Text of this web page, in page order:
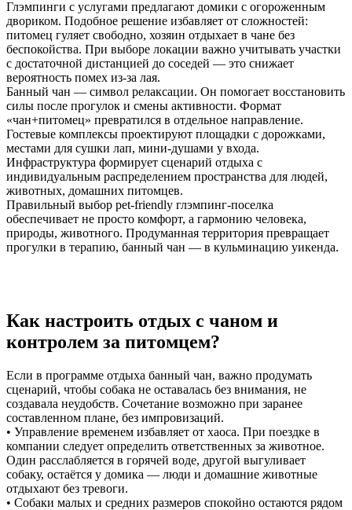
Глэмпинги с услугами предлагают домики с огороженным
двориком. Подобное решение избавляет от сложностей:
питомец гуляет свободно, хозяин отдыхает в чане без
беспокойства. При выборе локации важно учитывать участки
с достаточной дистанцией до соседей — это снижает
вероятность помех из-за лая.
Банный чан — символ релаксации. Он помогает восстановить
силы после прогулок и смены активности. Формат
«чан+питомец» превратился в отдельное направление.
Гостевые комплексы проектируют площадки с дорожками,
местами для сушки лап, мини-душами у входа.
Инфраструктура формирует сценарий отдыха с
индивидуальным распределением пространства для людей,
животных, домашних питомцев.
Правильный выбор pet-friendly глэмпинг-поселка
обеспечивает не просто комфорт, а гармонию человека,
природы, животного. Продуманная территория превращает
прогулки в терапию, банный чан — в кульминацию уикенда.
Как настроить отдых с чаном и
контролем за питомцем?
Если в программе отдыха банный чан, важно продумать
сценарий, чтобы собака не оставалась без внимания, не
создавала неудобств. Сочетание возможно при заранее
составленном плане, без импровизаций.
• Управление временем избавляет от хаоса. При поездке в
компании следует определить ответственных за животное.
Один расслабляется в горячей воде, другой выгуливает
собаку, остаётся у домика — люди и домашние животные
отдыхают без тревоги.
• Собаки малых и средних размеров спокойно остаются рядом